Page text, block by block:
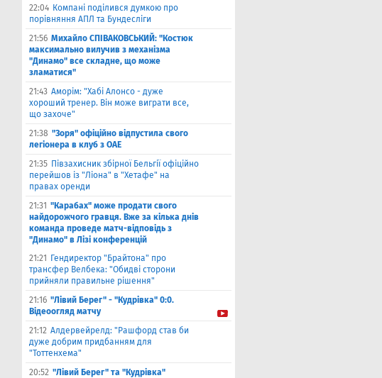
22:04 Компані поділився думкою про
порівняння АПЛ та Бундесліги
21:56 Михайло СПІВАКОВСЬКИЙ: "Костюк
максимально вилучив з механізма
"Динамо" все складне, що може
зламатися"
21:43 Аморім: "Хабі Алонсо - дуже
хороший тренер. Він може виграти все,
що захоче"
21:38 "Зоря" офіційно відпустила свого
легіонера в клуб з ОАЕ
21:35 Півзахисник збірної Бельгії офіційно
перейшов із "Ліона" в "Хетафе" на
правах оренди
21:31 "Карабах" може продати свого
найдорожчого гравця. Вже за кілька днів
команда проведе матч-відповідь з
"Динамо" в Лізі конференцій
21:21
Гендиректор "Брайтона" про
трансфер Велбека: "Обидві сторони
прийняли правильне рішення"
21:16 "Лівий Берег" - "Кудрівка" 0:0.
Відеоогляд матчу
21:12 Алдервейрелд: "Рашфорд став би
дуже добрим придбанням для
"Тоттенхема"
20:52 "Лівий Берег" та "Кудрівка"